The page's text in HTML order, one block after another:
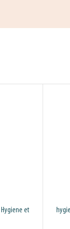
Hygiene et